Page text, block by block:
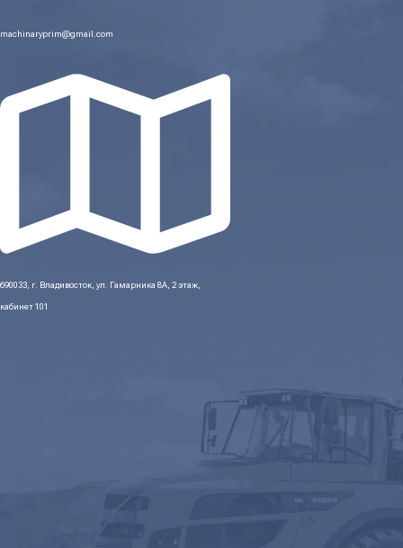
machinaryprim@gmail.com
690033, г. Владивосток, ул. Гамарника 8А, 2 этаж,
кабинет 101